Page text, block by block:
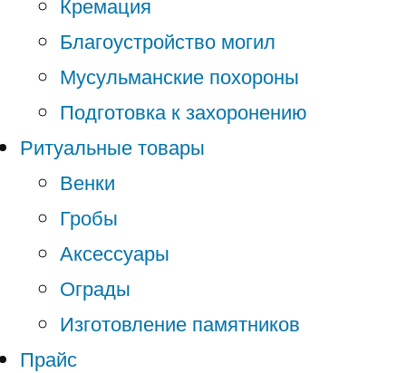
Благоустройство могил
Мусульманские похороны
Подготовка к захоронению
Ритуальные товары
Венки
Гробы
Аксессуары
Ограды
Изготовление памятников
Прайс